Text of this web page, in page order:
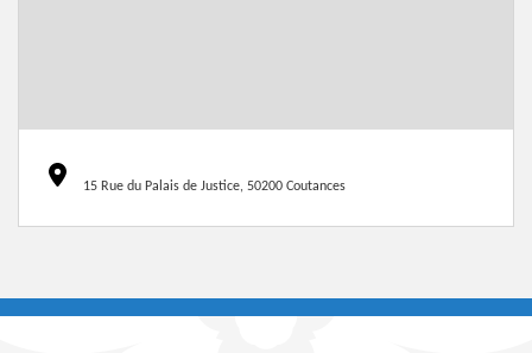
15 Rue du Palais de Justice, 50200 Coutances